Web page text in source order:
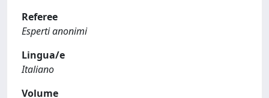
Referee
Esperti anonimi
Lingua/e
Italiano
Volume